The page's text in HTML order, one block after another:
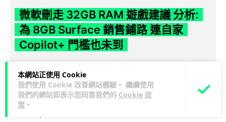
本網站正使用 Cookie
我們使用 Cookie 改善網站體驗。 繼續使用
我們的網站即表示您同意我們的 Cookie 政
策 。
微軟刪走 32GB RAM 遊戲建議 分析:
為 8GB Surface 銷售鋪路 連自家
Copilot+ 門檻也未到
置 32GB RAM 的建議。分析指微軟同時新推出的 8GB RAM 入
門... 閱讀全文
118